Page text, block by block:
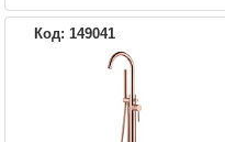
Код: 149041